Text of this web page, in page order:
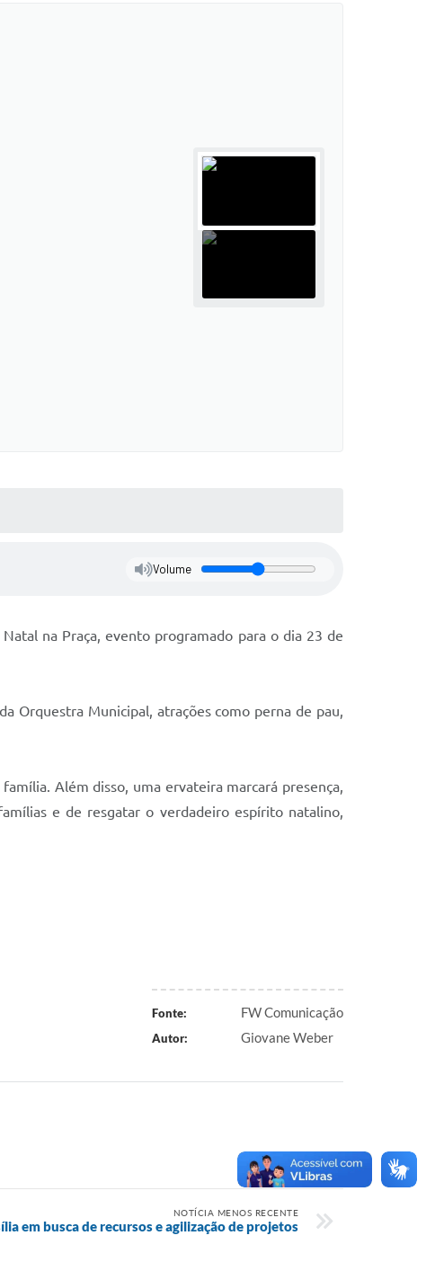
Volume
na Praça, evento programado para o dia 23 de
Orquestra Municipal, atrações como perna de pau,
Além disso, uma ervateira marcará presença,
e de resgatar o verdadeiro espírito natalino,
Fonte: FW Comunicação
Autor: Giovane Weber
NOTÍCIA MENOS RECENTE
em busca de recursos e agilização de projetos